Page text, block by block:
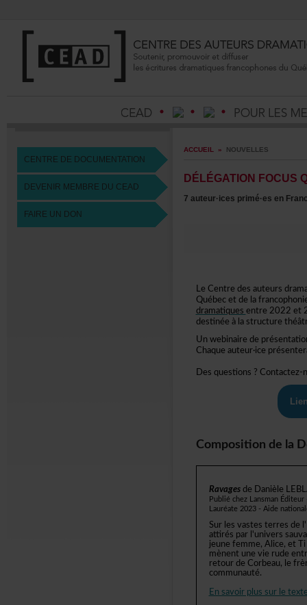
CENTREDEDOCUMENTATION
DEVENIRMEMBREDUCEAD
FAIREUNDON
ACCUEIL » NOUVELLES
dramatiques
Desquestions?Contactez-
Ravages
Lauréate2023-
communauté.